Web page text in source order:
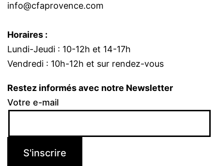
info@cfaprovence.com
Horaires :
Lundi-Jeudi : 10-12h et 14-17h
Vendredi : 10h-12h et sur rendez-vous
Restez informés avec notre Newsletter
Votre e-mail